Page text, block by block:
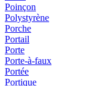
Poinçon
Polystyrène
Porche
Portail
Porte
Porte-à-faux
Portée
Portique